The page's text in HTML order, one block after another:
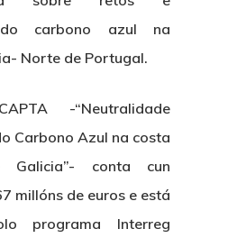
do carbono azul na
Norte de Portugal.
-“Neutralidade
Carbono Azul na costa
conta cun
millóns de euros e está
programa Interreg